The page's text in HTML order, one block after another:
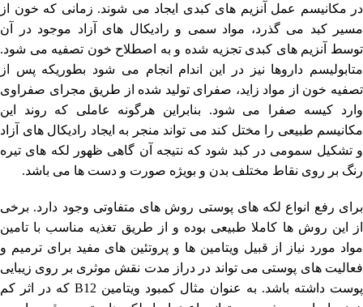
در مکانیسم عمل آنزیم های کبدی ایجاد می شوند. زمانی که خون از
مسیر کبد می گذرد، مواد سمی و رادیکال های آزاد موجود در آن
توسط آنزیم های کبدی تجزیه شده و به اصطلاح خون تصفیه می شود.
متابولیسم داروها نیز در این اندام انجام می شود بطوریکه پس از
تصفیه خون از مواد زاید، صفرای تولید شده از طریق مجرای صفراوی
وارد کیسه صفرا می شود. بنابراین هرگونه عاملی که روند این
مکانیسم طبیعی را مختل کند می تواند منجر به ایجاد رادیکال های آزاد
و تشکیل سمومی در کبد شود که نتیجه آن گاهی ظهور لکه های تیره
رنگ بر روی نقاط مختلف بدن و بویژه صورت و دست ها می باشد.
برای رفع انواع لکه های پوستی روش های متفاوتی وجود دارد. برخی
از این روش ها کاملا طبیعی بوده و از طریق تغذیه مناسب با تامین
مواد مورد نیاز از قبیل ویتامین ها و پروتئین های مفید برای ترمیم و
فعالیت های پوستی می تواند در دراز مدت نقش موثری بر روی زیبایی
پوست داشته باشد. به عنوان مثال کمبود ویتامین B12 که در اثر کم